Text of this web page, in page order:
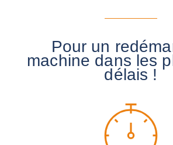
Pour un
machine dans les
délais !